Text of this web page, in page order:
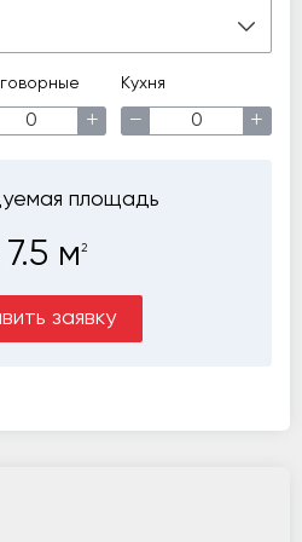
+
Кухня
− +
площадь
7.5 м 2
заявку